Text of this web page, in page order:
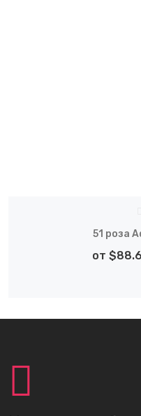
51 роза
от